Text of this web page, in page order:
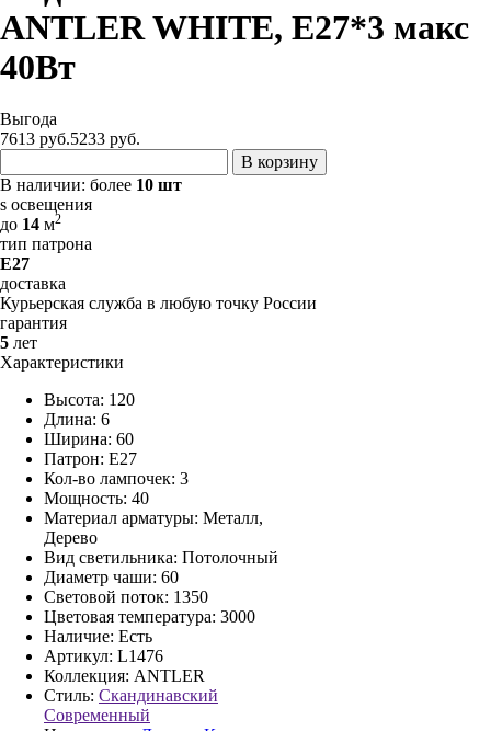
ANTLER WHITE, Е27*3 макс
40Вт
Выгода
7613 руб.5233 руб.
В корзину
В наличии: более 10 шт
s освещения
до 14 м2
тип патрона
E27
доставка
Курьерская служба в любую точку России
гарантия
5 лет
Характеристики
Высота: 120
Длина: 6
Ширина: 60
Патрон: E27
Кол-во лампочек: 3
Мощность: 40
Материал арматуры: Металл,
Дерево
Вид светильника: Потолочный
Диаметр чаши: 60
Световой поток: 1350
Цветовая температура: 3000
Наличие: Есть
Артикул: L1476
Коллекция: ANTLER
Стиль: Cкандинавский
Cовременный